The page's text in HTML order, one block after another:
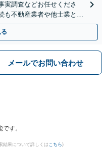
実調査などお任せくださ
も不動産業者や他士業と連
談無料】
メールでお問い合わせ
す。
結果について詳しくは こちら)